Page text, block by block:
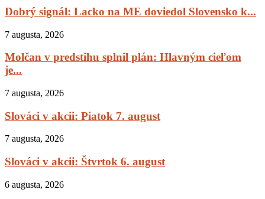
Dobrý signál: Lacko na ME doviedol Slovensko k...
7 augusta, 2026
Molčan v predstihu splnil plán: Hlavným cieľom
je...
7 augusta, 2026
Slováci v akcii: Piatok 7. august
7 augusta, 2026
Slováci v akcii: Štvrtok 6. august
6 augusta, 2026